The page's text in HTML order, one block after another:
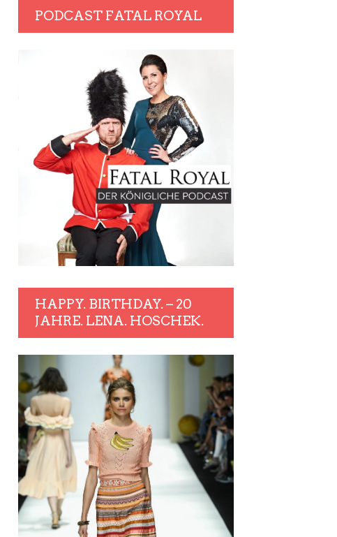
PODCAST FATAL ROYAL
HAPPY. BIRTHDAY. – 20
JAHRE. LENA. HOSCHEK.